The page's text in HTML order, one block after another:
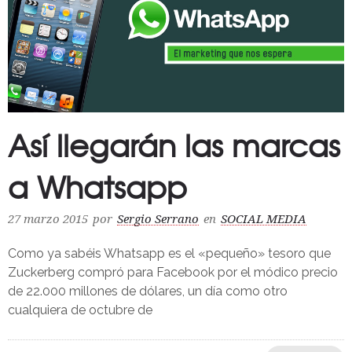
Así llegarán las marcas
a Whatsapp
27 marzo 2015 por Sergio Serrano en SOCIAL MEDIA
Como ya sabéis Whatsapp es el «pequeño» tesoro que
Zuckerberg compró para Facebook por el módico precio
de 22.000 millones de dólares, un día como otro
cualquiera de octubre de